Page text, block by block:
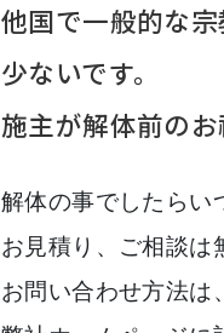
他国で一般的な
少ないです。
施主が解体前の
解体の事でしたら
お見積り、ご相談は
お問い合わせ方法は